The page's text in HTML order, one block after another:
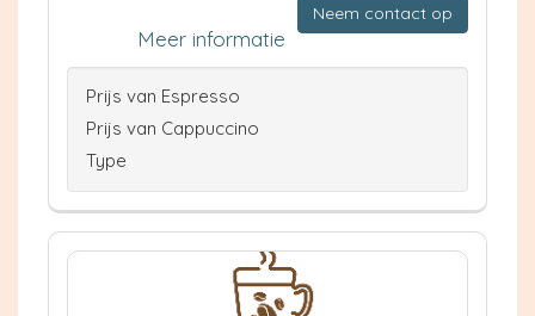
Neem contact op
Meer informatie
Prijs van Espresso
Prijs van Cappuccino
Type